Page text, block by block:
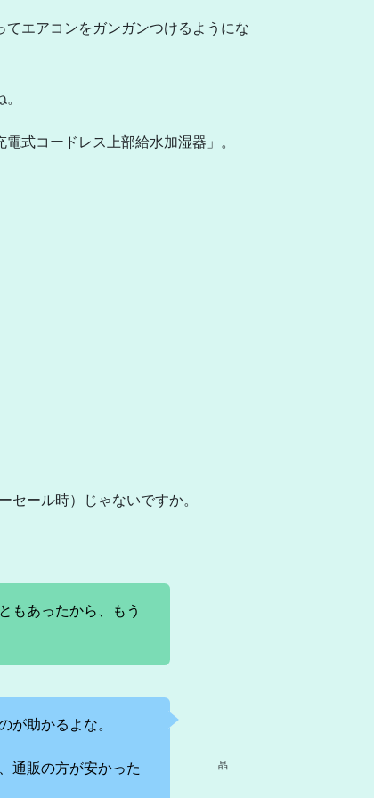
エアコンをガンガンつけるようにな
式コードレス上部給水加湿器」。
セール時）じゃないですか。
もあったから、もう
晶
が助かるよな。
通販の方が安かった